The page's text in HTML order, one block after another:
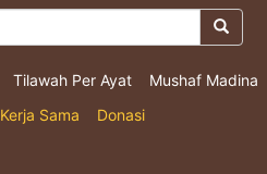
Tilawah Per Ayat
Mushaf Madina
Kerja Sama Donasi